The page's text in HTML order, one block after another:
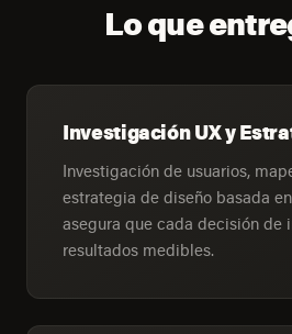
Lo que
Investigación UX y
Investigación de usuarios,
estrategia de diseño basada
asegura que cada decisión de
resultados medibles.